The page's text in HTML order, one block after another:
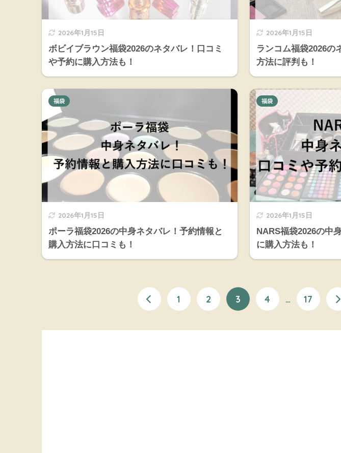
2026年1月15日
ボビイブラウン福袋2026のネタバレ！口コミ
や予約に購入方法も！
2026年1月15日
ランコム福袋2026の
方法に評判も！
2026年1月15日
ポーラ福袋2026の中身ネタバレ！予約情報と
購入方法に口コミも！
福袋
2026年1月15日
NARS福袋2026の中
に購入方法も！
福袋
1 2 3 4 … 17